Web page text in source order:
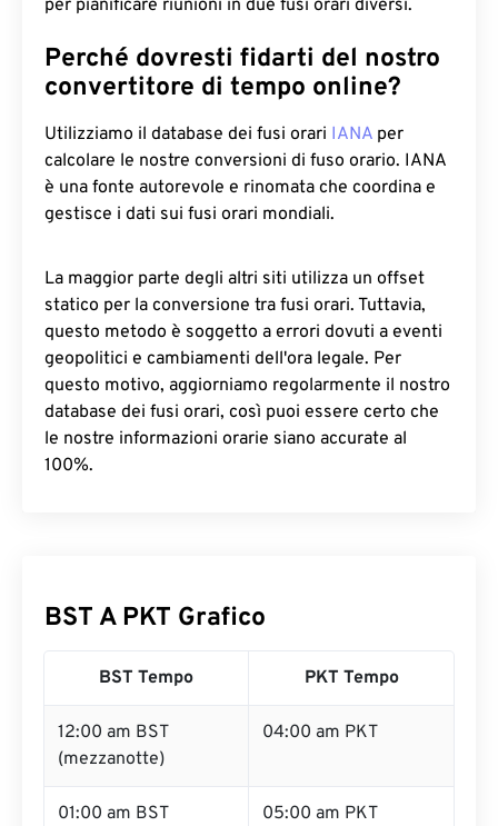
per pianificare riunioni in due fusi orari diversi.
Perché dovresti fidarti del nostro
convertitore di tempo online?
Utilizziamo il database dei fusi orari IANA per
calcolare le nostre conversioni di fuso orario. IANA
è una fonte autorevole e rinomata che coordina e
gestisce i dati sui fusi orari mondiali.
La maggior parte degli altri siti utilizza un offset
statico per la conversione tra fusi orari. Tuttavia,
questo metodo è soggetto a errori dovuti a eventi
geopolitici e cambiamenti dell'ora legale. Per
questo motivo, aggiorniamo regolarmente il nostro
database dei fusi orari, così puoi essere certo che
le nostre informazioni orarie siano accurate al
100%.
BST A PKT Grafico
BST Tempo PKT Tempo
12:00 am BST
(mezzanotte)
04:00 am PKT
01:00 am BST 05:00 am PKT